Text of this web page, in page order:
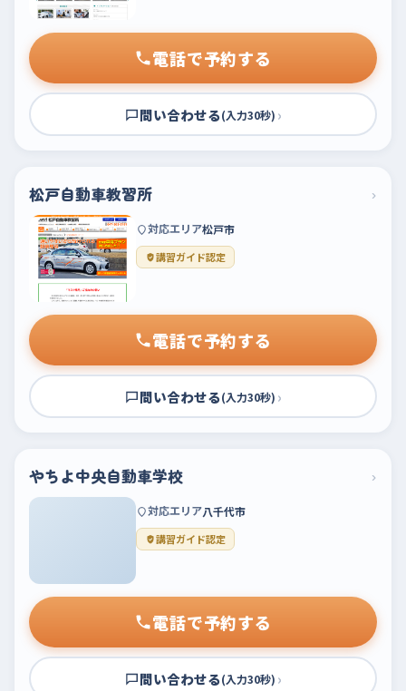
電話で予約する
問い合わせる(入力30秒) ›
松戸自動車教習所 ›
対応エリア松戸市
講習ガイド認定
電話で予約する
問い合わせる(入力30秒) ›
やちよ中央自動車学校 ›
対応エリア八千代市
講習ガイド認定
電話で予約する
問い合わせる(入力30秒) ›